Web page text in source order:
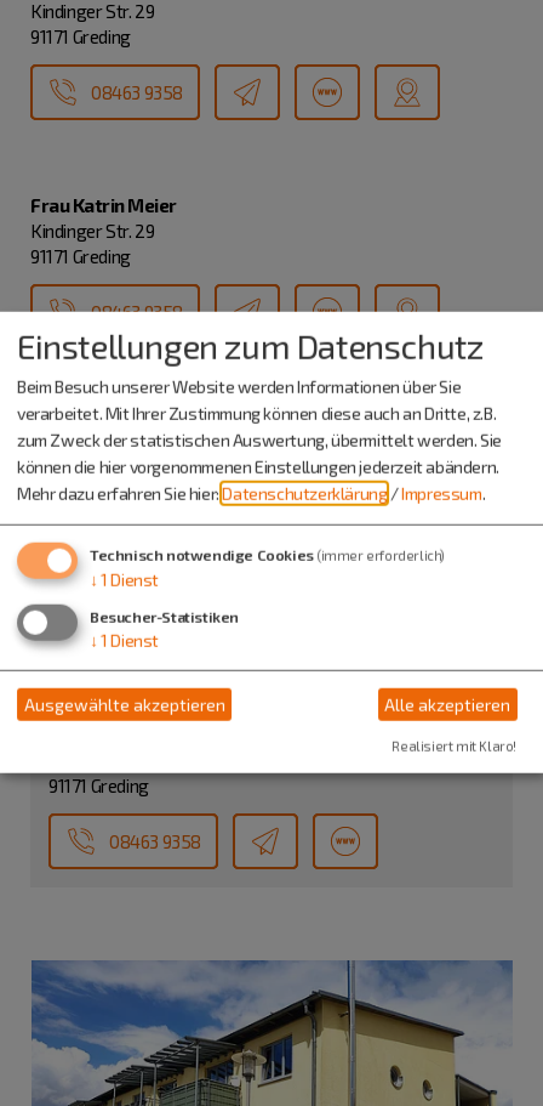
Kindinger Str. 29
91171 Greding
08463 9358
Frau Katrin Meier
Kindinger Str. 29
91171 Greding
08463 9358
Caritas Sozialstation Greding e.V.
91171 Greding
08463 9358
Einstellungen zum Datenschutz
Beim Besuch unserer Website werden Informationen über Sie
verarbeitet. Mit Ihrer Zustimmung können diese auch an Dritte, z.B.
zum Zweck der statistischen Auswertung, übermittelt werden. Sie
können die hier vorgenommenen Einstellungen jederzeit abändern.
Mehr dazu erfahren Sie hier:Datenschutzerklärung /Impressum.
Technisch notwendige Cookies (immer erforderlich)
↓ 1 Dienst
Besucher-Statistiken
↓ 1 Dienst
Ausgewählte akzeptieren Alle akzeptieren
Realisiert mit Klaro!